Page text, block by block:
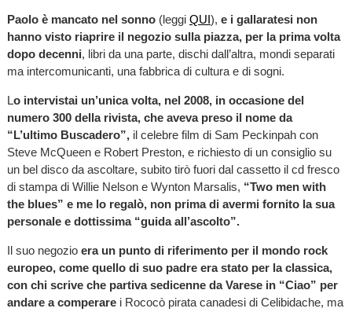
Paolo è mancato nel sonno (leggi QUI), e i gallaratesi non
hanno visto riaprire il negozio sulla piazza, per la prima volta
dopo decenni, libri da una parte, dischi dall’altra, mondi separati
ma intercomunicanti, una fabbrica di cultura e di sogni.
Lo intervistai un’unica volta, nel 2008, in occasione del
numero 300 della rivista, che aveva preso il nome da
“L’ultimo Buscadero”,il celebre film di Sam Peckinpah con
Steve McQueen e Robert Preston, e richiesto di un consiglio su
un bel disco da ascoltare, subito tirò fuori dal cassetto il cd fresco
di stampa di Willie Nelson e Wynton Marsalis, “Two men with
the blues” e me lo regalò, non prima di avermi fornito la sua
personale e dottissima “guida all’ascolto”.
Il suo negozio era un punto di riferimento per il mondo rock
europeo, come quello di suo padre era stato per la classica,
con chi scrive che partiva sedicenne da Varese in “Ciao” per
andare a comperarei Rococò pirata canadesi di Celibidache, ma